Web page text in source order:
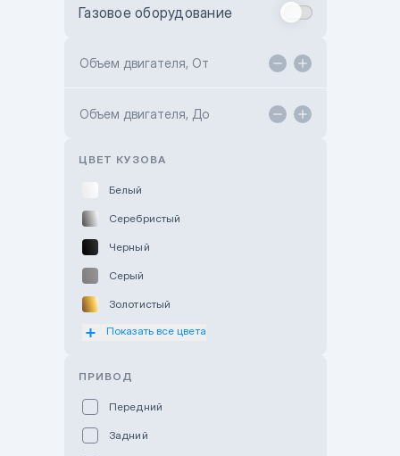
Toyota Kokshetau
Hyundai ShymCity
Газовое оборудование
Объем двигателя, От
Объем двигателя, До
ЦВЕТ КУЗОВА
Белый
Серебристый
Черный
Серый
Золотистый
Оранжевый
Показать все цвета
ПРИВОД
Передний
Задний